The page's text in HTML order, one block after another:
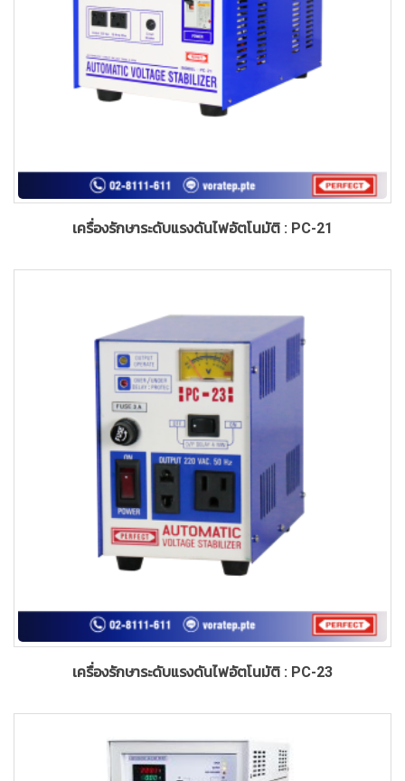
เครื่องรักษาระดับแรงดันไฟอัตโนมัติ : PC-21
เครื่องรักษาระดับแรงดันไฟอัตโนมัติ : PC-23